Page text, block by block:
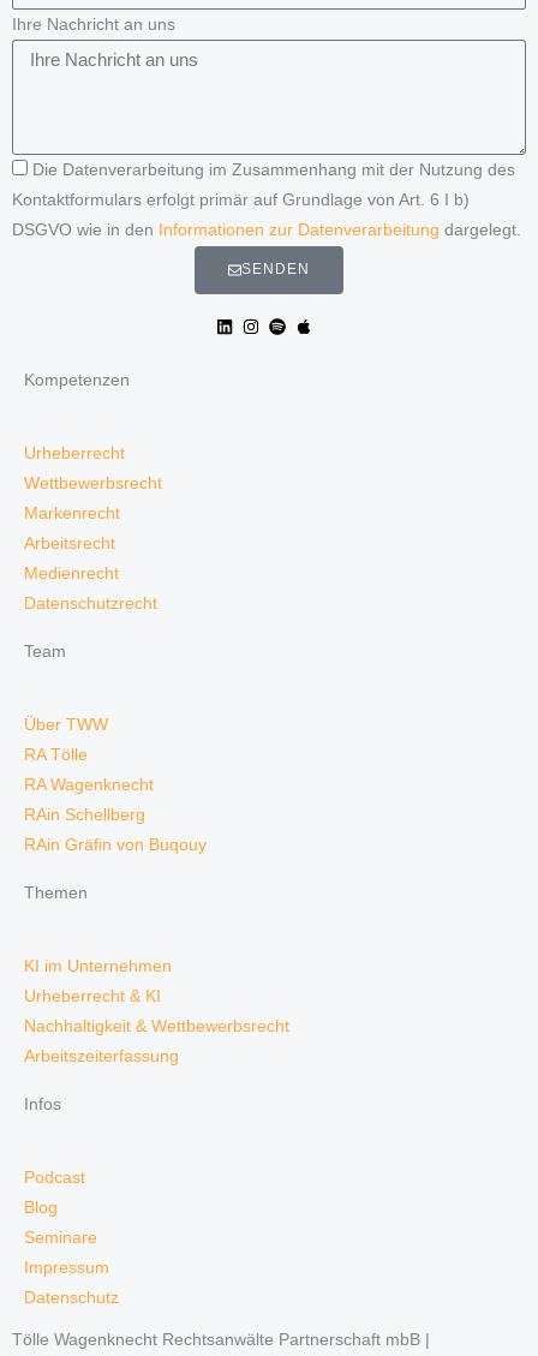
Ihre Nachricht an uns
Die Datenverarbeitung im Zusammenhang mit der Nutzung des
Kontaktformulars erfolgt primär auf Grundlage von Art. 6 I b)
DSGVO wie in den
Informationen zur Datenverarbeitung dargelegt.
SENDEN
Kompetenzen
Urheberrecht
Wettbewerbsrecht
Markenrecht
Arbeitsrecht
Medienrecht
Datenschutzrecht
Team
Über TWW
RA Tölle
RA Wagenknecht
RAin Schellberg
RAin Gräfin von Buqouy
Themen
KI im Unternehmen
Urheberrecht & KI
Nachhaltigkeit & Wettbewerbsrecht
Arbeitszeiterfassung
Infos
Podcast
Blog
Seminare
Impressum
Datenschutz
Tölle Wagenknecht Rechtsanwälte Partnerschaft mbB |